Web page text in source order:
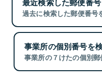
最近検索した郵便番号
過去に検索した郵便番号
事業所の個別番号を
事業所の７けたの個別郵